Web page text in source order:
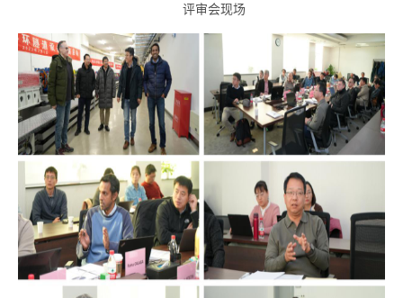
评审会现场